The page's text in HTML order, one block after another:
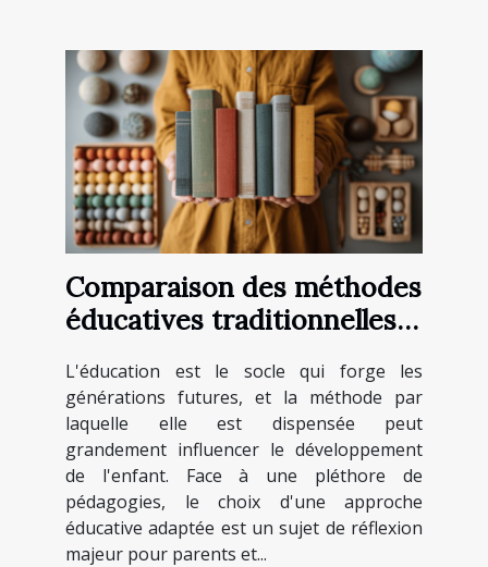
Comparaison des méthodes
éducatives traditionnelles
L'éducation est le socle qui forge les
générations futures, et la méthode par
laquelle elle est dispensée peut
grandement influencer le développement
de l'enfant. Face à une pléthore de
pédagogies, le choix d'une approche
éducative adaptée est un sujet de réflexion
majeur pour parents et...